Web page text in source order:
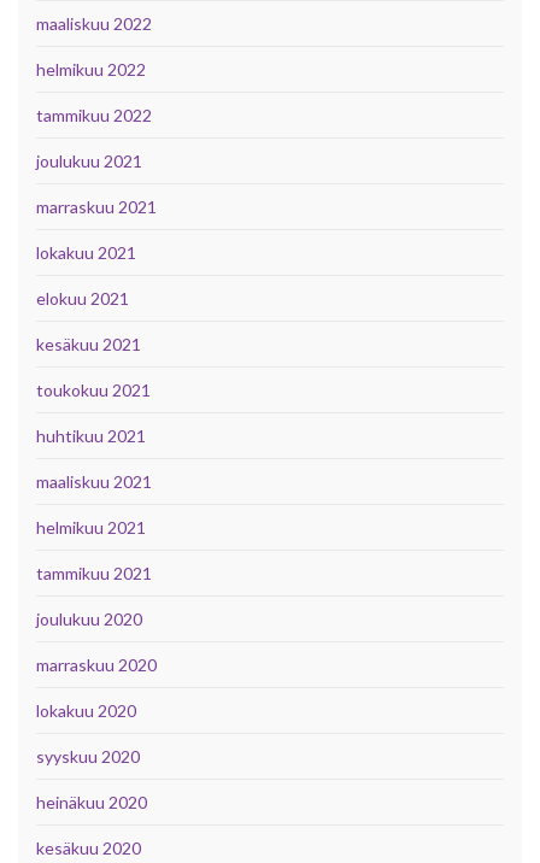
maaliskuu 2022
helmikuu 2022
tammikuu 2022
joulukuu 2021
marraskuu 2021
lokakuu 2021
elokuu 2021
kesäkuu 2021
toukokuu 2021
huhtikuu 2021
maaliskuu 2021
helmikuu 2021
tammikuu 2021
joulukuu 2020
marraskuu 2020
lokakuu 2020
syyskuu 2020
heinäkuu 2020
kesäkuu 2020